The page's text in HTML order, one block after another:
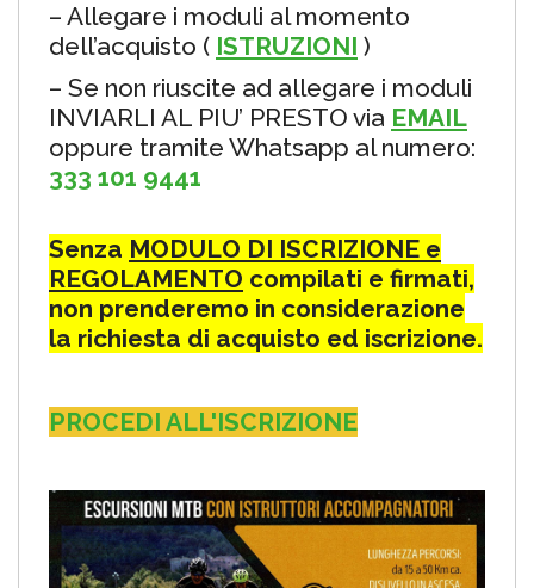
– Allegare i moduli al momento
dell’acquisto ( ISTRUZIONI )
– Se non riuscite ad allegare i moduli
INVIARLI AL PIU’ PRESTO via EMAIL
oppure tramite Whatsapp al numero:
333 101 9441
Senza MODULO DI ISCRIZIONE e
REGOLAMENTO compilati e firmati,
non prenderemo in considerazione
la richiesta di acquisto ed iscrizione.
PROCEDI ALL'ISCRIZIONE